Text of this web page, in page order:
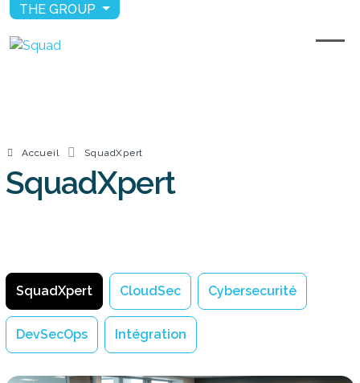
THE GROUP
Accueil SquadXpert
SquadXpert
SquadXpert
SquadXpert CloudSec Cybersecurité
DevSecOps Intégration